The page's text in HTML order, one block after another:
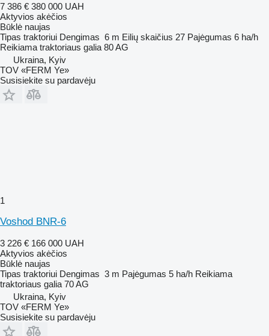
7 386 € 380 000 UAH
Aktyvios akėčios
Būklė naujas
Tipas traktoriui Dengimas 6 m Eilių skaičius 27 Pajėgumas 6 ha/h
Reikiama traktoriaus galia 80 AG
Ukraina, Kyiv
TOV «FERM Ye»
Susisiekite su pardavėju
1
Voshod BNR-6
3 226 € 166 000 UAH
Aktyvios akėčios
Būklė naujas
Tipas traktoriui Dengimas 3 m Pajėgumas 5 ha/h Reikiama
traktoriaus galia 70 AG
Ukraina, Kyiv
TOV «FERM Ye»
Susisiekite su pardavėju